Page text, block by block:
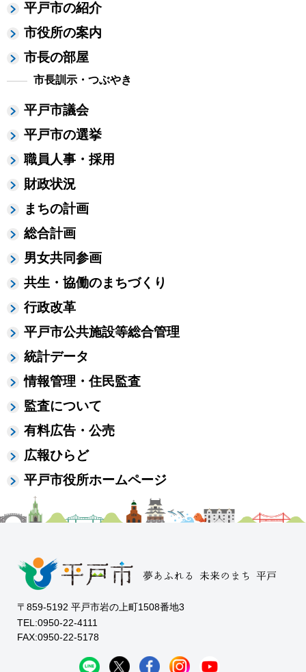
平戸市の紹介
市役所の案内
市長の部屋
市長訓示・つぶやき
平戸市議会
平戸市の選挙
職員人事・採用
財政状況
まちの計画
総合計画
男女共同参画
共生・協働のまちづくり
行政改革
平戸市公共施設等総合管理
統計データ
情報管理・住民監査
監査について
有料広告・公売
広報ひらど
平戸市役所ホームページ
〒859-5192 平戸市岩の上町1508番地3
TEL:0950-22-4111
FAX:0950-22-5178